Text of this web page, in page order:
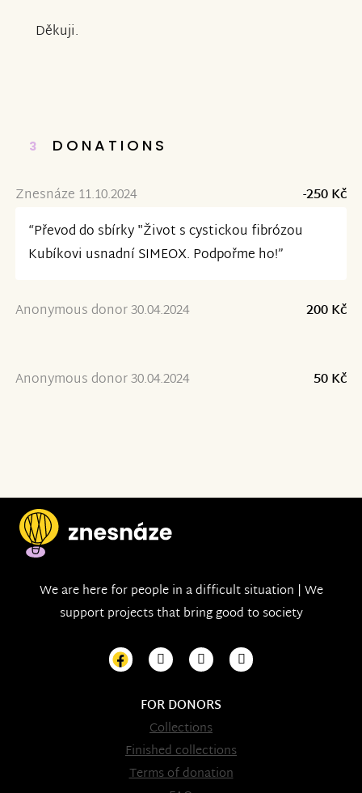
Děkuji.
3 DONATIONS
Znesnáze 11.10.2024
-250 Kč
“Převod do sbírky "Život s cystickou fibrózou
Kubíkovi usnadní SIMEOX. Podpořme ho!”
Anonymous donor 30.04.2024 200 Kč
Anonymous donor 30.04.2024 50 Kč
We are here for people in a difficult situation | We
support projects that bring good to society
FOR DONORS
Collections
Finished collections
Terms of donation